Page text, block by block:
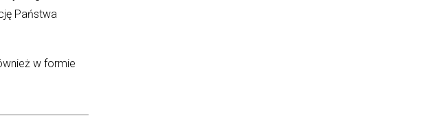
Państwa
w formie